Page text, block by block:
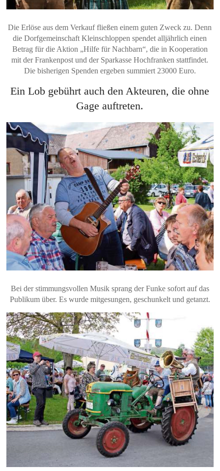
Die Erlöse aus dem Verkauf fließen einem guten Zweck zu. Denn
die Dorfgemeinschaft Kleinschloppen spendet alljährlich einen
Betrag für die Aktion „Hilfe für Nachbarn“, die in Kooperation
mit der Frankenpost und der Sparkasse Hochfranken stattfindet.
Die bisherigen Spenden ergeben summiert 23000 Euro.
Ein Lob gebührt auch den Akteuren, die ohne
Gage auftreten.
Bei der stimmungsvollen Musik sprang der Funke sofort auf das
Publikum über. Es wurde mitgesungen, geschunkelt und getanzt.